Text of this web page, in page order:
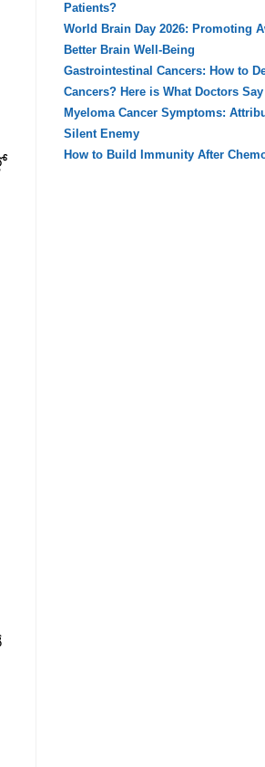
Patients?
World Brain Day 2026: Promoting
Better Brain Well-Being
Gastrointestinal Cancers: How to
Cancers? Here is What Doctors Say
Myeloma Cancer Symptoms:
Silent Enemy
How to Build Immunity After